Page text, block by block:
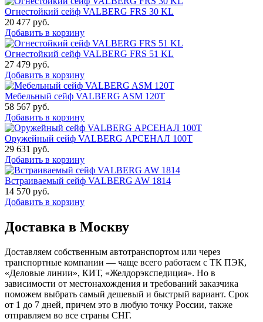
Огнестойкий сейф VALBERG FRS 30 KL
20 477 руб.
Добавить в корзину
Огнестойкий сейф VALBERG FRS 51 KL
27 479 руб.
Добавить в корзину
Мебельный сейф VALBERG ASM 120T
58 567 руб.
Добавить в корзину
Оружейный сейф VALBERG АРСЕНАЛ 100Т
29 631 руб.
Добавить в корзину
Встраиваемый сейф VALBERG AW 1814
14 570 руб.
Добавить в корзину
Доставка в Москву
Доставляем собственным автотранспортом или через
транспортные компании — чаще всего работаем с ТК ПЭК,
«Деловые линии», КИТ, «Желдорэкспедиция». Но в
зависимости от местонахождения и требований заказчика
поможем выбрать самый дешевый и быстрый вариант. Срок
от 1 до 7 дней, причем это в любую точку России, также
отправляем во все страны СНГ.